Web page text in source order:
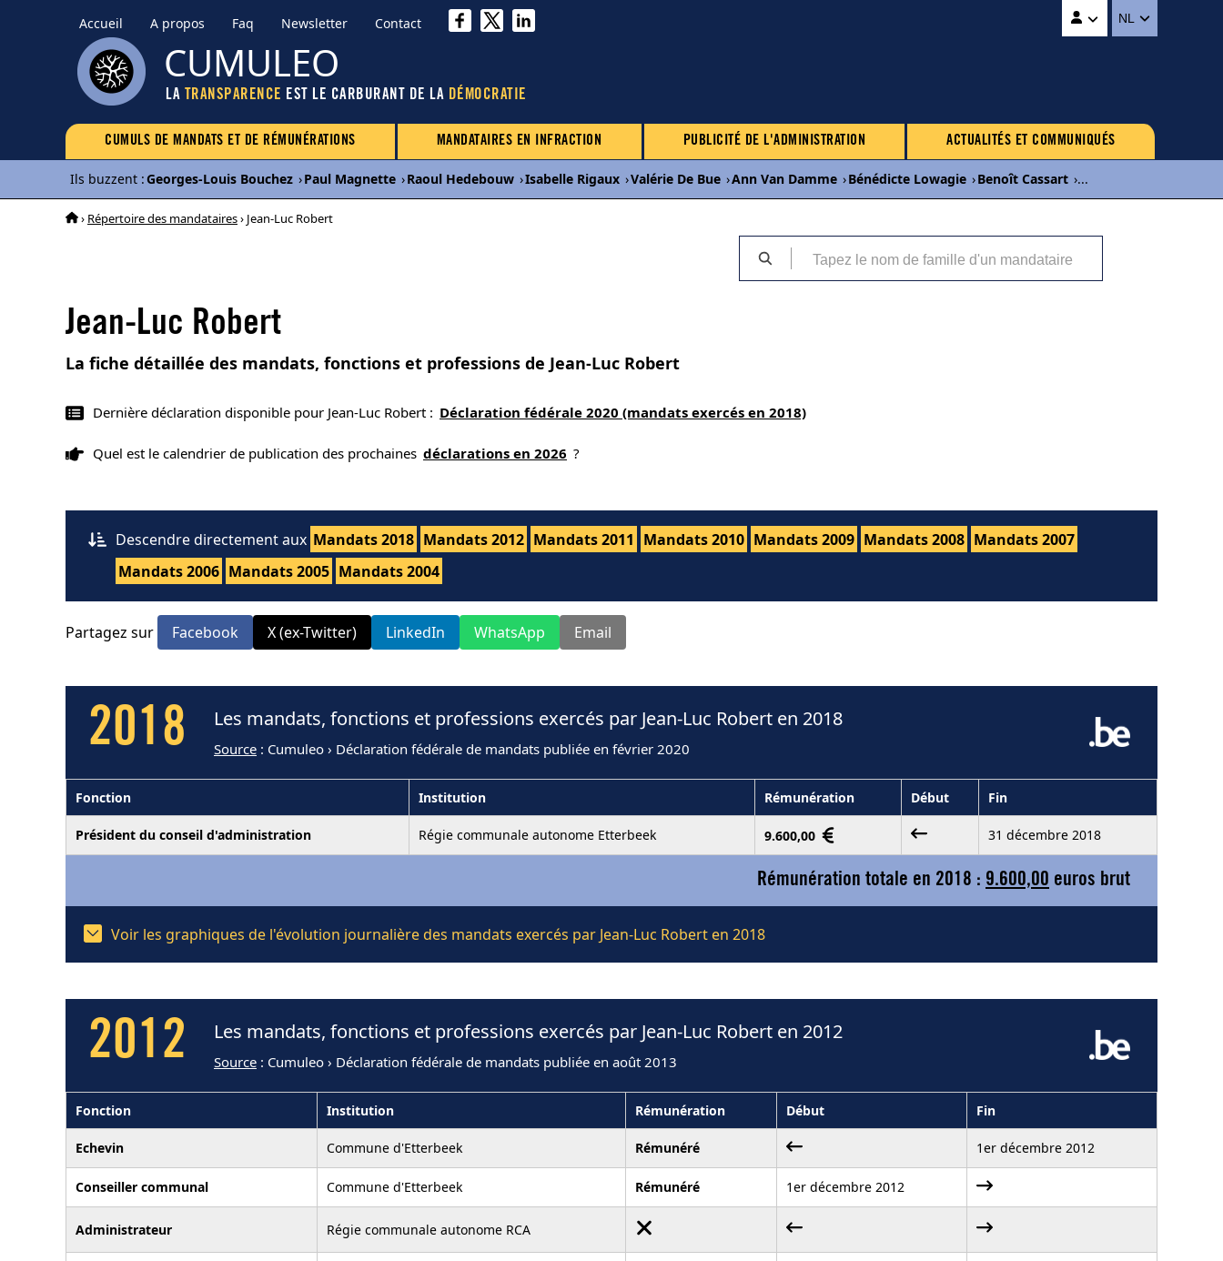
Accueil A propos Faq Newsletter Contact NL
CUMULEO
LA TRANSPARENCE EST LE CARBURANT DE LA DÉMOCRATIE
CUMULS DE MANDATS ET DE RÉMUNÉRATIONS MANDATAIRES EN INFRACTION PUBLICITÉ DE L'ADMINISTRATION ACTUALITÉS ET COMMUNIQUÉS
Ils buzzent :Georges-Louis Bouchez ›Paul Magnette ›Raoul Hedebouw ›Isabelle Rigaux ›Valérie De Bue ›Ann Van Damme ›Bénédicte Lowagie ›Benoît Cassart ›...
› Répertoire des mandataires› Jean-Luc Robert
Jean-Luc Robert
La fiche détaillée des mandats, fonctions et professions de Jean-Luc Robert
Dernière déclaration disponible pour Jean-Luc Robert : Déclaration fédérale 2020 (mandats exercés en 2018)
Quel est le calendrier de publication des prochaines déclarations en 2026 ?
Descendre directement aux Mandats 2018 Mandats 2012 Mandats 2011 Mandats 2010 Mandats 2009 Mandats 2008 Mandats 2007
Mandats 2006 Mandats 2005 Mandats 2004
Partagez sur Facebook X (ex-Twitter) LinkedIn WhatsApp Email
2018 Les mandats, fonctions et professions exercés par Jean-Luc Robert en 2018
Source : Cumuleo › Déclaration fédérale de mandats publiée en février 2020
Fonction Institution Rémunération Début Fin
Président du conseil d'administration Régie communale autonome Etterbeek 9.600,00 31 décembre 2018
Rémunération totale en 2018 : 9.600,00 euros brut
Voir les graphiques de l'évolution journalière des mandats exercés par Jean-Luc Robert en 2018
2012 Les mandats, fonctions et professions exercés par Jean-Luc Robert en 2012
Source : Cumuleo › Déclaration fédérale de mandats publiée en août 2013
Fonction Institution Rémunération Début Fin
Echevin Commune d'Etterbeek Rémunéré 1er décembre 2012
Conseiller communal Commune d'Etterbeek Rémunéré 1er décembre 2012
Administrateur Régie communale autonome RCA